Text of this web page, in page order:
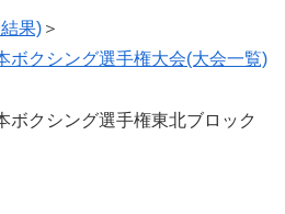
果) ＞
クシング選手権大会(大会一覧)
クシング選手権東北ブロック